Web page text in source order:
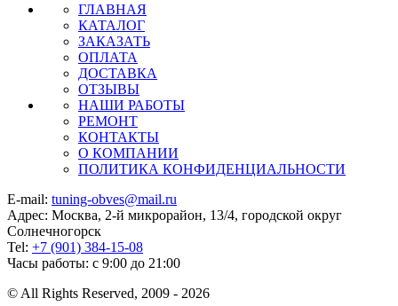
ГЛАВНАЯ
КАТАЛОГ
ЗАКАЗАТЬ
ОПЛАТА
ДОСТАВКА
ОТЗЫВЫ
НАШИ РАБОТЫ
РЕМОНТ
КОНТАКТЫ
О КОМПАНИИ
ПОЛИТИКА КОНФИДЕНЦИАЛЬНОСТИ
E-mail: tuning-obves@mail.ru
Адрес: Москва, 2-й микрорайон, 13/4, городской округ
Солнечногорск
Tel: +7 (901) 384-15-08
Часы работы: с 9:00 до 21:00
© All Rights Reserved, 2009 - 2026